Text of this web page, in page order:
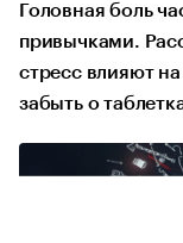
Головная боль
привычками.
стресс влияют
забыть о